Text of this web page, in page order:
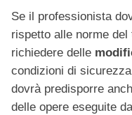
Se il professionista
rispetto alle norme
richiedere delle
condizioni di
dovrà predisporre
delle opere eseguite